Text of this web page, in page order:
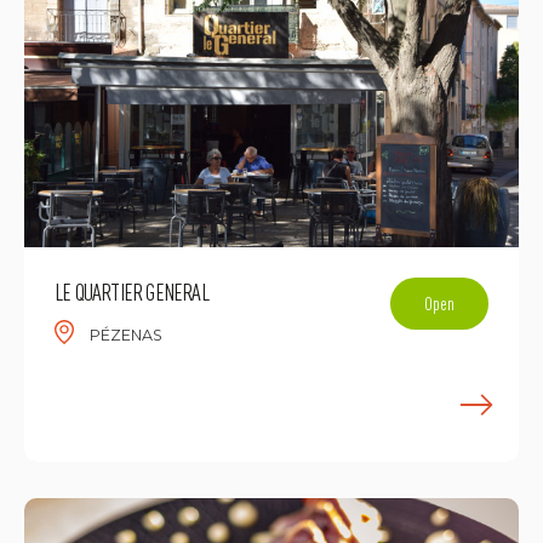
LE QUARTIER GENERAL
PÉZENAS
Open